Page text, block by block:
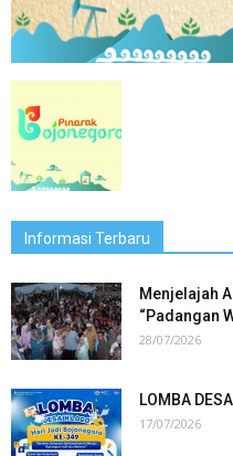
Informasi Terbaru
Menjelajah
“Padangan
28/07/2026
LOMBA
17/07/2026